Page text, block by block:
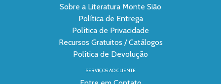
Sobre a Literatura Monte Sião
Política de Entrega
Política de Privacidade
Recursos Gratuitos / Catálogos
Política de Devolução
SERVIÇOS AO CLIENTE